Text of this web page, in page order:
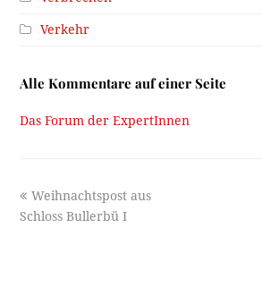
Verkehr
Alle Kommentare auf einer Seite
Das Forum der ExpertInnen
previous
post:
Weihnachtspost aus
Schloss Bullerbü I